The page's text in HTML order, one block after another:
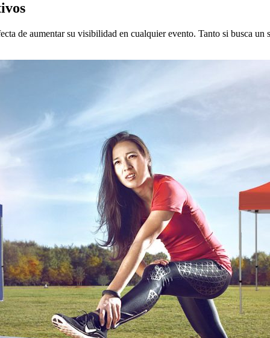
de aumentar su visibilidad en cualquier evento. Tanto si busca